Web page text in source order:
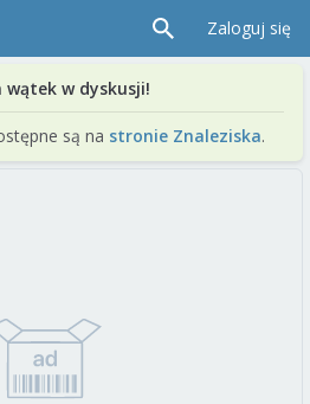
Zaloguj się
w dyskusji!
są na stronie Znaleziska.